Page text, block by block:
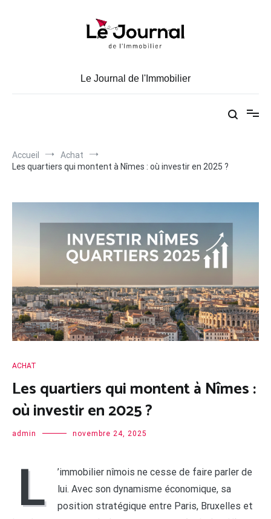
Le Journal de l'Immobilier
Accueil
Achat
Les quartiers qui montent à Nîmes : où investir en 2025 ?
ACHAT
Les quartiers qui montent à Nîmes :
où investir en 2025 ?
admin novembre 24, 2025
L
’immobilier nîmois ne cesse de faire parler de
lui. Avec son dynamisme économique, sa
position stratégique entre Paris, Bruxelles et